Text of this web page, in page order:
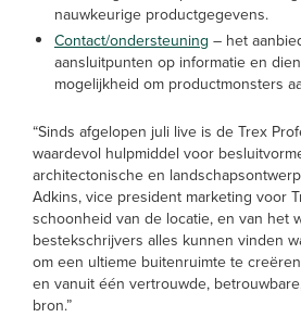
nauwkeurige productgegevens.
Contact/ondersteuning – het
aansluitpunten op informatie en
mogelijkheid om productmonsters
“Sinds afgelopen juli live is de Trex
waardevol hulpmiddel voor
architectonische en
Adkins, vice president marketing voor
schoonheid van de locatie, en van het
bestekschrijvers alles kunnen vinden
om een ultieme buitenruimte te
en vanuit één vertrouwde,
bron.”